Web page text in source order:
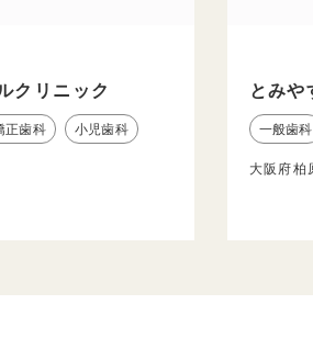
クリニック
正歯科 小児歯科
とみや
一般歯科
大阪府柏